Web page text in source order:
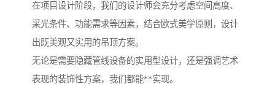
在项目设计阶段，我们的设计师会充分考虑空间高度、
采光条件、功能需求等因素，结合欧式美学原则，设计
出既美观又实用的吊顶方案。
无论是需要隐藏管线设备的实用型设计，还是强调艺术
表现的装饰性方案，我们都能**实现。